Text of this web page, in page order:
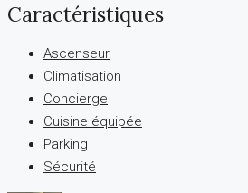
Caractéristiques
Ascenseur
Climatisation
Concierge
Cuisine équipée
Parking
Sécurité